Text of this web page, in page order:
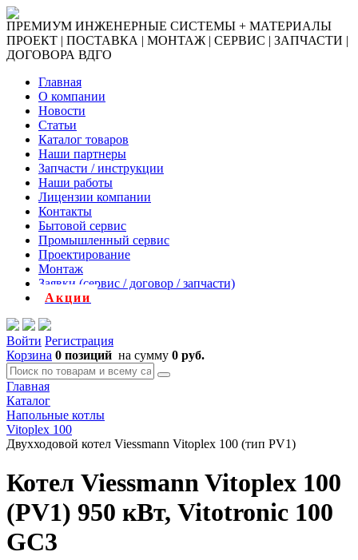
ПРЕМИУМ ИНЖЕНЕРНЫЕ СИСТЕМЫ + МАТЕРИАЛЫ
ПРОЕКТ | ПОСТАВКА | МОНТАЖ | СЕРВИС | ЗАПЧАСТИ |
ДОГОВОРА ВДГО
Главная
О компании
Новости
Статьи
Каталог товаров
Наши партнеры
Запчасти / инструкции
Наши работы
Лицензии компании
Контакты
Бытовой сервис
Промышленный сервис
Проектирование
Монтаж
Заявки (сервис / договор / запчасти)
Акции
Войти Регистрация
Корзина 0 позиций на сумму 0 руб.
Главная
Каталог
Напольные котлы
Vitoplex 100
Двухходовой котел Viessmann Vitoplex 100 (тип PV1)
Котел Viessmann Vitoplex 100
(PV1) 950 кВт, Vitotronic 100
GC3